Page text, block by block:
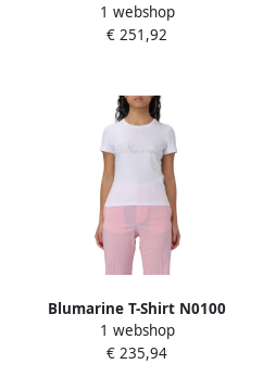
en Polos White Dames
1 webshop
€ 251,92
Blumarine T-Shirt N0100
Stijlvolle Casual Tee White
Dames
1 webshop
€ 235,94